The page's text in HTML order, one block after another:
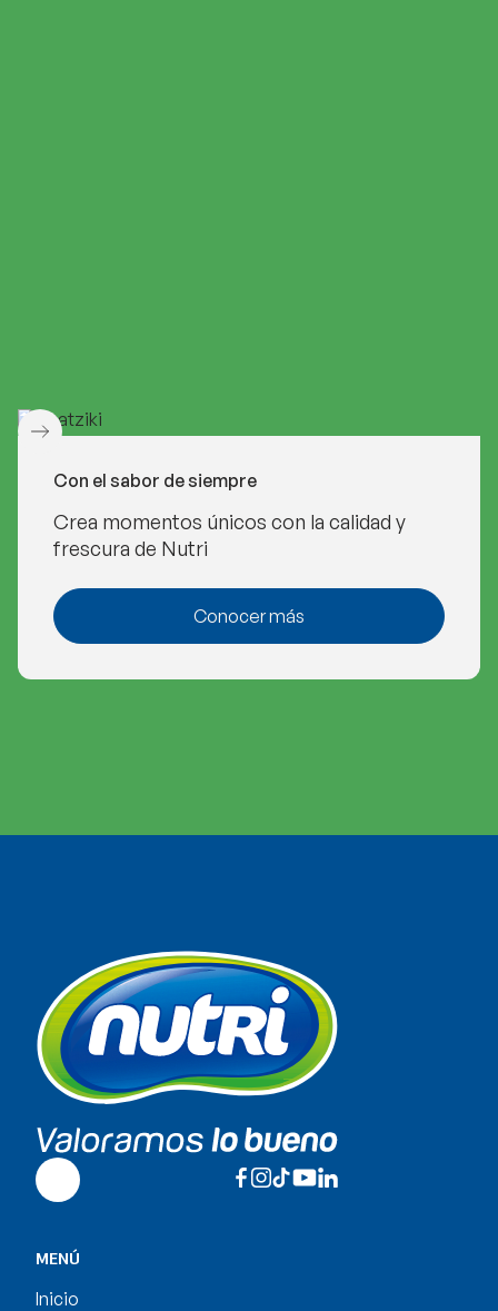
Con el sabor de siempre
Crea momentos únicos con la calidad y
frescura de Nutri
Conocer más
MENÚ
Inicio